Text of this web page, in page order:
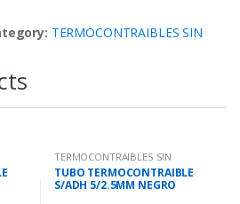
TERMOCONTRAIBLES SIN
TERMOCONTRAIBLES SIN
ADHESIVO.
TUBO TERMOCONTRAIBLE
S/ADH 5/2.5MM NEGRO